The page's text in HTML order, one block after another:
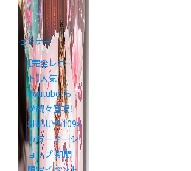
セミナー
【完全レポー
ト】人気
Youtuberら
が続々登場！
SHIBUYA109×
カラーミーシ
ョップ 期間